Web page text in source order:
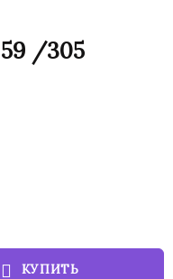
/305
КУПИТЬ